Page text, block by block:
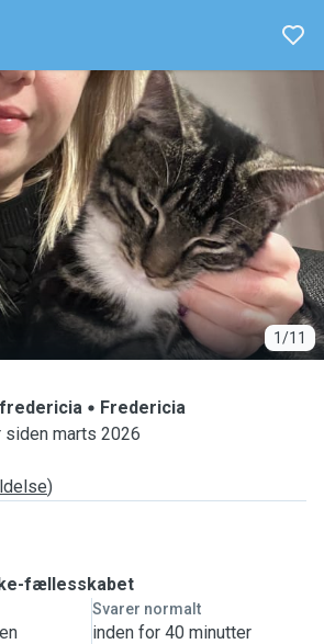
1/11
Fredericia
marts 2026
)
fællesskabet
Svarer normalt
inden for 40 minutter